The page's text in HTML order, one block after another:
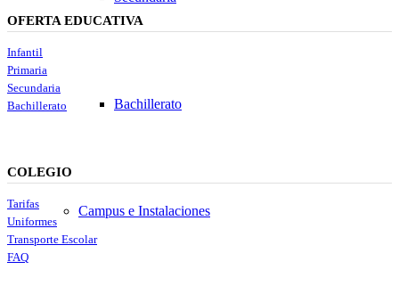
Bachillerato
Campus e Instalaciones
OFERTA EDUCATIVA
Infantil
Primaria
Secundaria
Bachillerato
COLEGIO
Tarifas
Uniformes
Transporte Escolar
FAQ